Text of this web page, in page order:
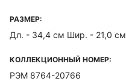
РАЗМЕР:
Дл. - 34,4 см Шир. - 21,0 см
КОЛЛЕКЦИОННЫЙ НОМЕР:
РЭМ 8764-20766